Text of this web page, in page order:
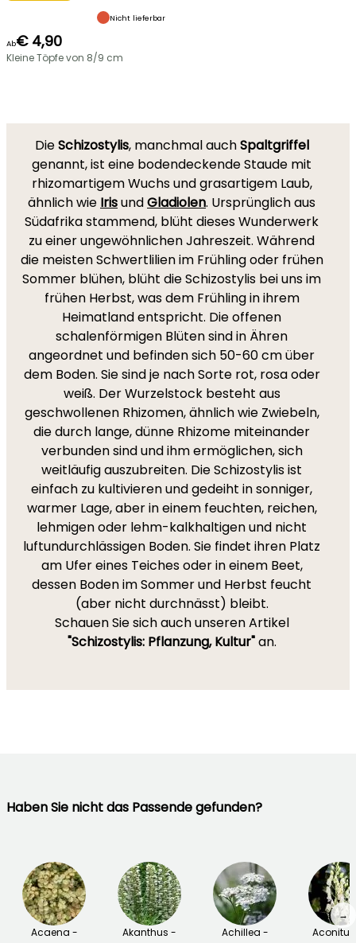
Nicht lieferbar
Ab€ 4,90
Kleine Töpfe von 8/9 cm
DieSchizostylis, manchmal auchSpaltgriffel
genannt, ist eine bodendeckende Staude mit
rhizomartigem Wuchs und grasartigem Laub,
ähnlich wie IrisundGladiolen. Ursprünglich aus
Südafrika stammend, blüht dieses Wunderwerk
zu einer ungewöhnlichen Jahreszeit. Während
die meisten Schwertlilien im Frühling oder frühen
Sommer blühen, blüht die Schizostylis bei uns im
frühen Herbst, was dem Frühling in ihrem
Heimatland entspricht. Die offenen
schalenförmigen Blüten sind in Ähren
angeordnet und befinden sich 50-60 cm über
dem Boden. Sie sind je nach Sorte rot, rosa oder
weiß. Der Wurzelstock besteht aus
geschwollenen Rhizomen, ähnlich wie Zwiebeln,
die durch lange, dünne Rhizome miteinander
verbunden sind und ihm ermöglichen, sich
weitläufig auszubreiten. Die Schizostylis ist
einfach zu kultivieren und gedeiht in sonniger,
warmer Lage, aber in einem feuchten, reichen,
lehmigen oder lehm-kalkhaltigen und nicht
luftundurchlässigen Boden. Sie findet ihren Platz
am Ufer eines Teiches oder in einem Beet,
dessen Boden im Sommer und Herbst feucht
(aber nicht durchnässt) bleibt.
Schauen Sie sich auch unseren Artikel
"Schizostylis: Pflanzung, Kultur"an.
Haben Sie nicht das Passende gefunden?
Acaena -
Akanthus -
Achillea -
→